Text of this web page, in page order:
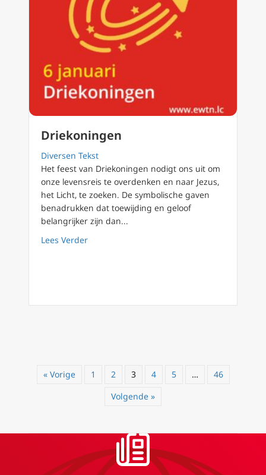
Driekoningen
Diversen Tekst
Het feest van Driekoningen nodigt ons uit om
onze levensreis te overdenken en naar Jezus,
het Licht, te zoeken. De symbolische gaven
benadrukken dat toewijding en geloof
belangrijker zijn dan...
Lees Verderabout Driekoningen
« Vorige 1 2 3 4 5 …
46
Volgende »